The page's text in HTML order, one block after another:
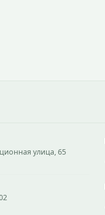
улица, 65